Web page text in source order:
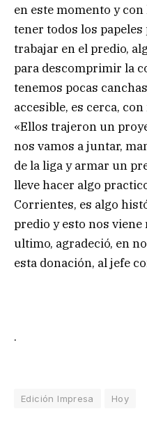
en este momento y
tener todos los
trabajar en el predio,
para descomprimir la
tenemos pocas
accesible, es cerca,
«Ellos trajeron un
nos vamos a juntar,
de la liga y armar un
lleve hacer algo
Corrientes, es algo
predio y esto nos
ultimo, agradeció, en
esta donación, al jefe
.
Edición Impresa Hoy